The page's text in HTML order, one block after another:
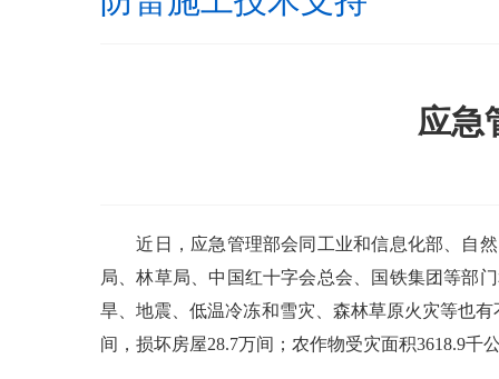
应急
近日，应急管理部会同工业和信息化部、自然
局、林草局、中国红十字会总会、国铁集团等部
旱、地震、低温冷冻和雪灾、森林草原火灾等也
间，损坏房屋28.7万间；农作物受灾面积3618.9千